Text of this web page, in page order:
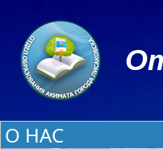
О НАС